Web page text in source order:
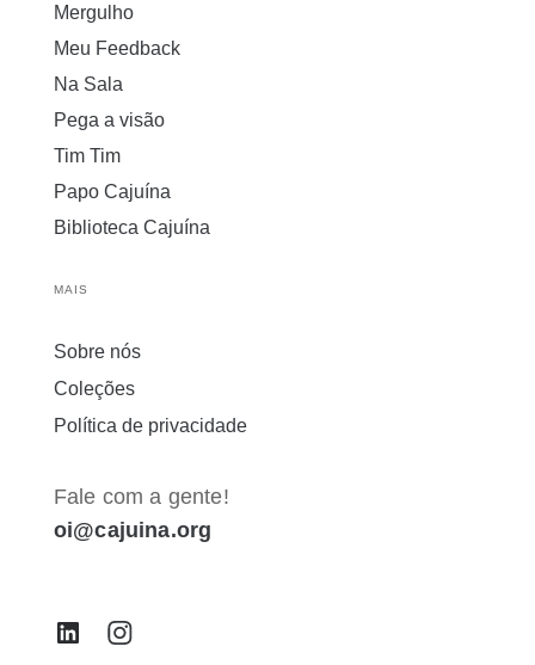
Mergulho
Meu Feedback
Na Sala
Pega a visão
Tim Tim
Papo Cajuína
Biblioteca Cajuína
MAIS
Sobre nós
Coleções
Política de privacidade
Fale com a gente!
oi@cajuina.org